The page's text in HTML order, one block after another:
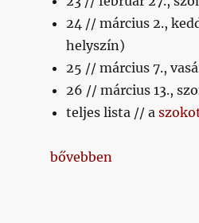
24 // március 2.,
helyszín)
25 // március 7.,
26 // március 13.,
teljes lista // a
„Napikispest
bővebben